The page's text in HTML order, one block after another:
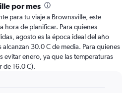
por mes
para tu viaje a Brownsville, este
hora de planificar. Para quienes
agosto es la época ideal del año
30.0 C de media. Para quienes
evitar enero, ya que las temperaturas
de 16.0 C).